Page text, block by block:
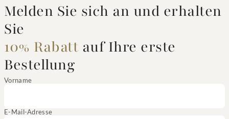
Melden Sie sich an und erhalten
Sie
10% Rabatt auf Ihre erste
Bestellung
Vorname
E-Mail-Adresse